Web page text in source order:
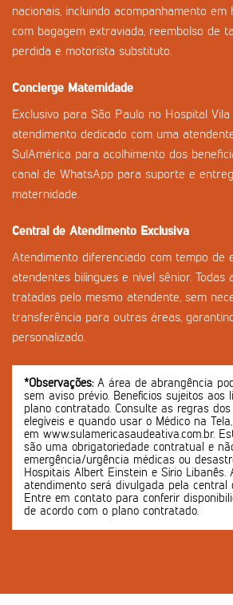
nacionais, incluindo acompanhamento em
com bagagem extraviada, reembolso de
perdida e motorista substituto.
Concierge Maternidade
Exclusivo para São Paulo no Hospital
atendimento dedicado com uma
SulAmérica para acolhimento dos
canal de WhatsApp para suporte e
maternidade.
Central de Atendimento Exclusiva
Atendimento diferenciado com tempo de
atendentes bilíngues e nível sênior. Todas
tratadas pelo mesmo atendente, sem
transferência para outras áreas,
personalizado.
*Observações:A área de abrangência
sem aviso prévio. Benefícios sujeitos aos
plano contratado. Consulte as regras
elegíveis e quando usar o Médico na
em www.sulamericasaudeativa.com.br.
são uma obrigatoriedade contratual e
emergência/urgência médicas ou
Hospitais Albert Einstein e Sírio Libanês.
atendimento será divulgada pela central
Entre em contato para conferir
de acordo com o plano contratado.